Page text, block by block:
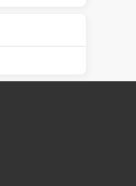
l'efficacité et la